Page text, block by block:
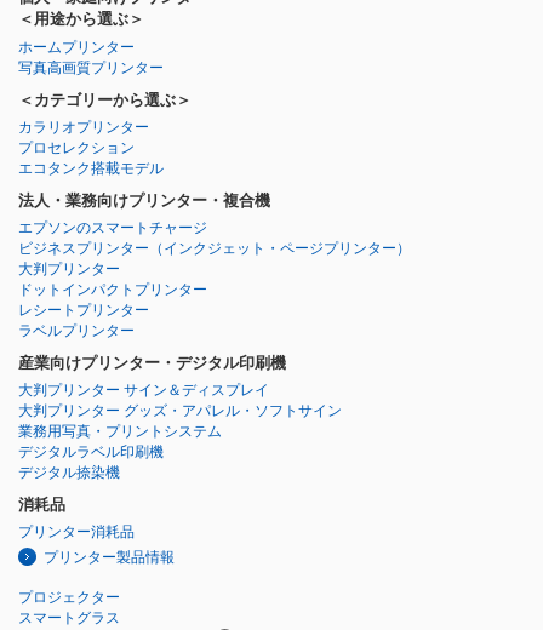
＜用途から選ぶ＞
ホームプリンター
写真高画質プリンター
＜カテゴリーから選ぶ＞
カラリオプリンター
プロセレクション
エコタンク搭載モデル
法人・業務向けプリンター・複合機
エプソンのスマートチャージ
ビジネスプリンター （インクジェット・ページプリンター）
大判プリンター
ドットインパクトプリンター
レシートプリンター
ラベルプリンター
産業向けプリンター・デジタル印刷機
大判プリンター サイン＆ディスプレイ
大判プリンター グッズ・アパレル・ソフトサイン
業務用写真・プリントシステム
デジタルラベル印刷機
デジタル捺染機
消耗品
プリンター消耗品
プリンター製品情報
プロジェクター
スマートグラス